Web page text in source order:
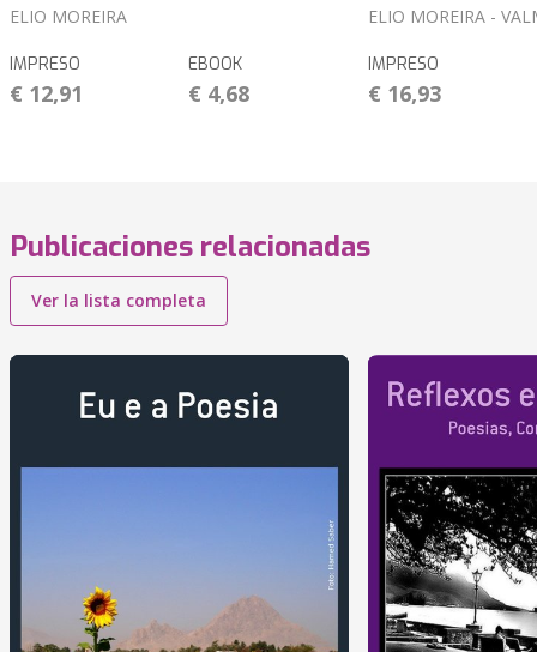
ELIO MOREIRA
IMPRESO
€ 12,91
EBOOK
€ 4,68
ELIO MOREIRA -
IMPRESO
€ 16,93
Publicaciones relacionadas
Ver la lista completa